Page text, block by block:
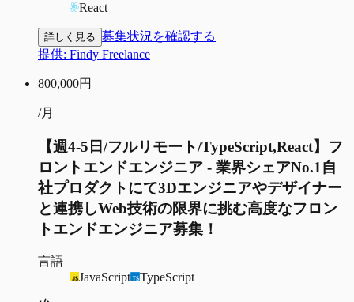
React
詳しく見る 募集状況を確認する
提供: Findy Freelance
800,000円
/月
【週4-5日/フルリモート/TypeScript,React】フ
ロントエンドエンジニア - 業界シェアNo.1自
社プロダクトにて3Dエンジニアやデザイナー
と連携しWeb技術の限界に挑む高度なフロン
トエンドエンジニア募集！
言語
JavaScript
TypeScript